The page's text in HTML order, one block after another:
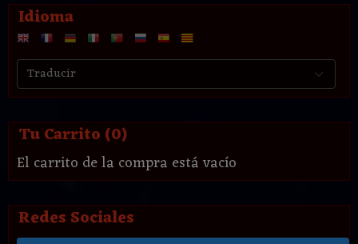
Idioma
Tu Carrito (0)
El carrito de la compra está vacío
Redes Sociales